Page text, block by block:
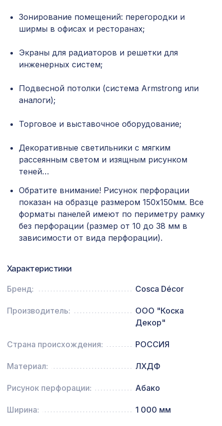
Тигре, 0,91 x 5,5 м
Перфорированная панель АЖУР,
Натуральные обои Cosca Traditional
Prints L5082, 0,91 x 6,2 м
Перфорированная панель АБАКО,
Декоративная доска, 200х30мм,
3238 ₽
Консоль для балки 120х120мм, венге
Плинтус AP77 под покраску, белый,
100x16x2400 мм, МДФ
747 ₽
Перфорированная панель КВАДРО 8-
Перфорированная панель ДЕДАЛО,
Зонирование помещений: перегородки и
ширмы в офисах и ресторанах;
Экраны для радиаторов и решетки для
инженерных систем;
Подвесной потолки (система Armstrong или
аналоги);
Торговое и выставочное оборудование;
Декоративные светильники с мягким
рассеянным светом и изящным рисунком
теней…
Обратите внимание! Рисунок перфорации
показан на образце размером 150х150мм. Все
форматы панелей имеют по периметру рамку
без перфорации (размер от 10 до 38 мм в
зависимости от вида перфорации).
Характеристики
Бренд: Cosca Décor
Производитель:
ООО "Коска
Декор"
Страна происхождения: РОССИЯ
Материал: ЛХДФ
Рисунок перфорации: Абако
Ширина: 1 000 мм